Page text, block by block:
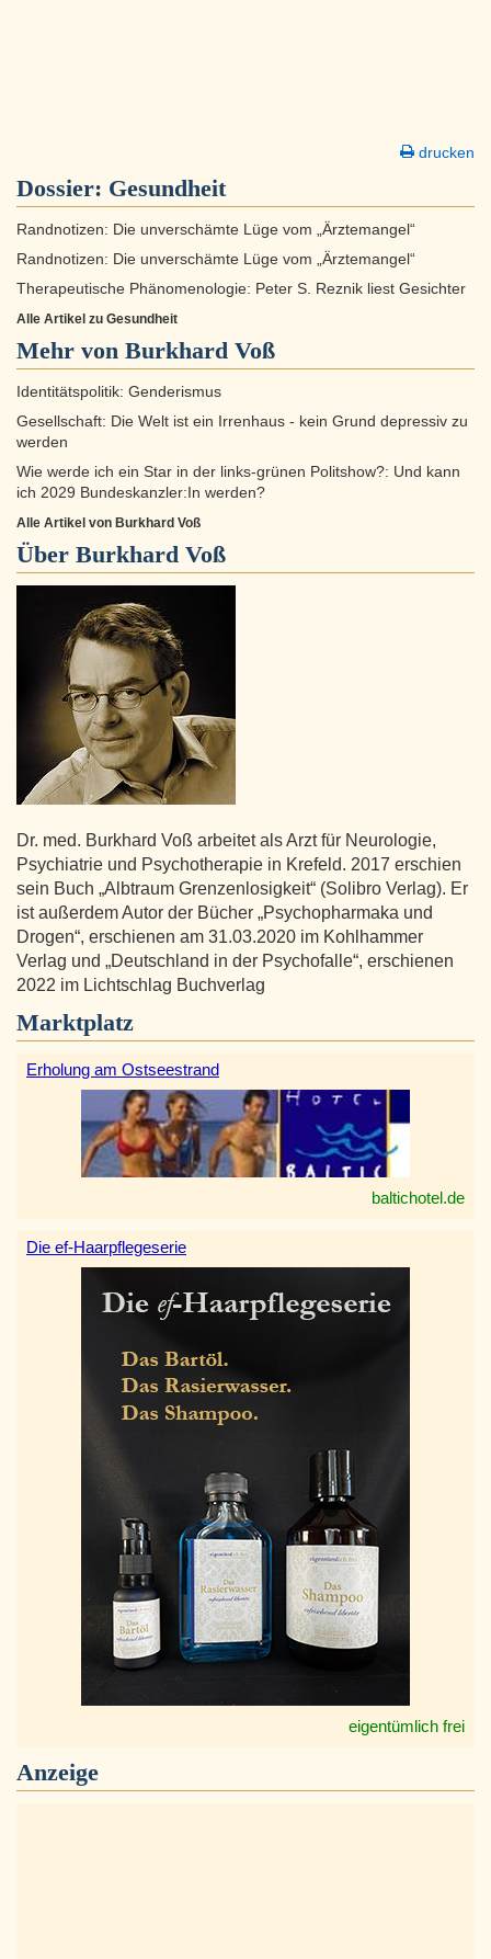
drucken
Dossier: Gesundheit
Randnotizen: Die unverschämte Lüge vom „Ärztemangel“
Randnotizen: Die unverschämte Lüge vom „Ärztemangel“
Therapeutische Phänomenologie: Peter S. Reznik liest Gesichter
Alle Artikel zu Gesundheit
Mehr von Burkhard Voß
Identitätspolitik: Genderismus
Gesellschaft: Die Welt ist ein Irrenhaus - kein Grund depressiv zu
werden
Wie werde ich ein Star in der links-grünen Politshow?: Und kann
ich 2029 Bundeskanzler:In werden?
Alle Artikel von Burkhard Voß
Über Burkhard Voß
Dr. med. Burkhard Voß arbeitet als Arzt für Neurologie,
Psychiatrie und Psychotherapie in Krefeld. 2017 erschien
sein Buch „Albtraum Grenzenlosigkeit“ (Solibro Verlag). Er
ist außerdem Autor der Bücher „Psychopharmaka und
Drogen“, erschienen am 31.03.2020 im Kohlhammer
Verlag und „Deutschland in der Psychofalle“, erschienen
2022 im Lichtschlag Buchverlag
Marktplatz
Erholung am Ostseestrand
baltichotel.de
Die ef-Haarpflegeserie
eigentümlich frei
Anzeige